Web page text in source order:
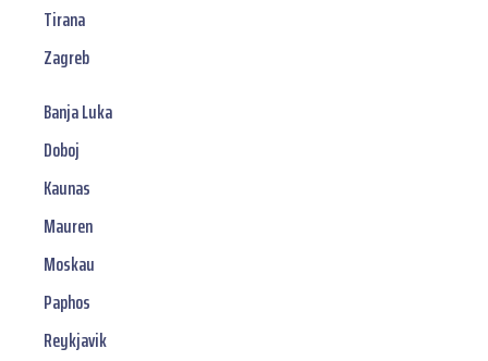
Tirana
Zagreb
Banja Luka
Doboj
Kaunas
Mauren
Moskau
Paphos
Reykjavik